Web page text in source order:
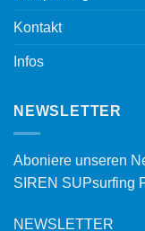
Kontakt
Infos
NEWSLETTER
Aboniere unseren
SIREN SUPsurfing
NEWSLETTER